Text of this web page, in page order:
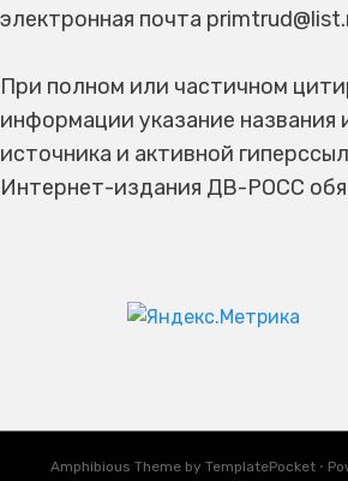
электронная почта
При полном или частичном
информации указание названия
источника и активной
Интернет-издания ДВ-РОСС
Amphibious Theme by TemplatePocket ⋅